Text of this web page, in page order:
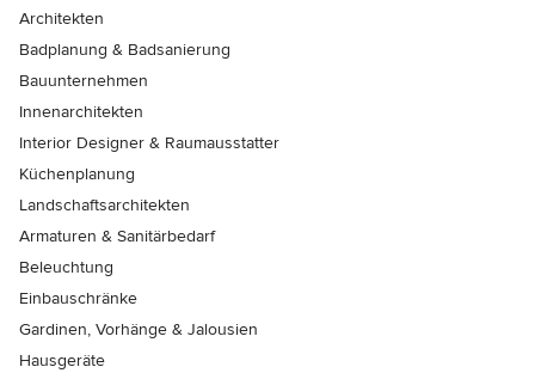
Architekten
Badplanung & Badsanierung
Bauunternehmen
Innenarchitekten
Interior Designer & Raumausstatter
Küchenplanung
Landschaftsarchitekten
Armaturen & Sanitärbedarf
Beleuchtung
Einbauschränke
Gardinen, Vorhänge & Jalousien
Hausgeräte